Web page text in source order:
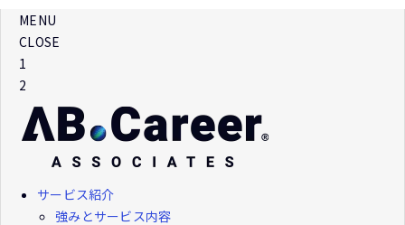
MENU
CLOSE
1
2
サービス紹介
強みとサービス内容